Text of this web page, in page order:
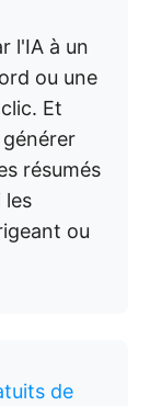
l'IA à un
ou une
Et
résumés
les
ou
de